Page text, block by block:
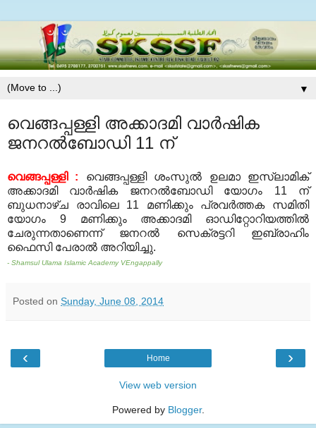
▼
വെങ്ങപ്പള്ളി അക്കാദമി വാര്‍ഷിക
ജനറല്‍ബോഡി 11 ന്
വെങ്ങപ്പള്ളി : വെങ്ങപ്പള്ളി ശംസുല്‍ ഉലമാ ഇസ്‌ലാമിക്
അക്കാദമി വാര്‍ഷിക ജനറല്‍ബോഡി യോഗം 11 ന്
ബുധനാഴ്ച രാവിലെ 11 മണിക്കും പ്രവര്‍ത്തക സമിതി
യോഗം 9 മണിക്കും അക്കാദമി ഓഡിറ്റോറിയത്തില്‍
ചേരുന്നതാണെന്ന് ജനറല്‍ സെക്രട്ടറി ഇബ്രാഹിം
ഫൈസി പേരാല്‍ അറിയിച്ചു.
- Shamsul Ulama Islamic Academy VEngappally
Posted on Sunday, June 08, 2014
‹ ›
Home
View web version
Powered by Blogger.